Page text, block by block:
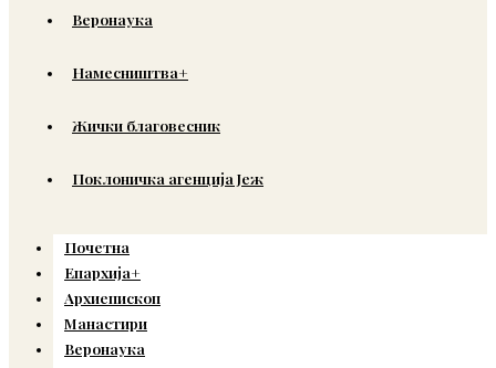
Веронаука
Намесништва+
Жички благовесник
Поклоничка агенција Јеж
Почетна
Епархија+
Архиепископ
Манастири
Веронаука